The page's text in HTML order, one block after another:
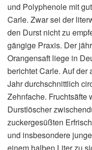
und Polyphenole mit
Carle. Zwar sei der
den Durst nicht zu
gängige Praxis. Der
Orangensaft liege in
berichtet Carle. Auf der
Jahr durchschnittlich
Zehnfache. Fruchtsäfte
Durstlöscher
zuckergesüßten
und insbesondere
einem halben Liter zu